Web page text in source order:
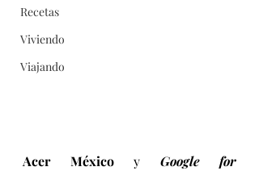
Recetas
Viviendo
Viajando
Acer México y Google for